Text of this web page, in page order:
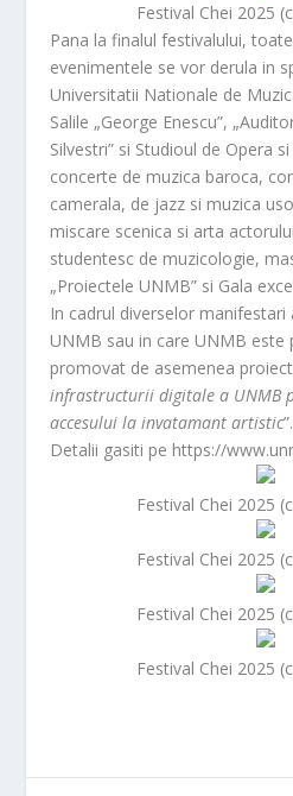
Festival Chei 2025
Pana la finalul festivalului,
evenimentele se vor derula in
Universitatii Nationale de
Salile „George Enescu”,
Silvestri” si Studioul de Opera
concerte de muzica baroca,
camerala, de jazz si muzica
miscare scenica si arta
studentesc de muzicologie,
„Proiectele UNMB” si Gala
In cadrul diverselor
UNMB sau in care UNMB este
promovat de asemenea
infrastructurii digitale a UNMB
accesului la invatamant artistic”.
Detalii gasiti pe https://
Festival Chei 2025
Festival Chei 2025
Festival Chei 2025
Festival Chei 2025